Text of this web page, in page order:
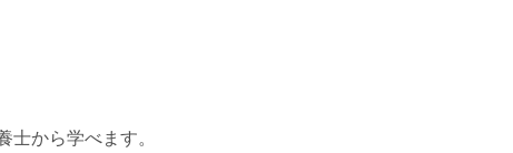
士から学べます。